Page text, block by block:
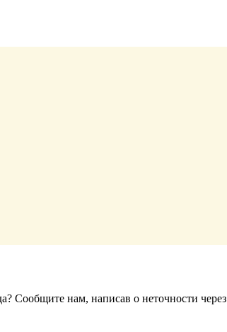
Сообщите нам, написав о неточности через